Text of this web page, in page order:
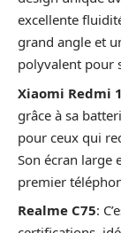
excellente
grand angle et
polyvalent pour
Xiaomi Redmi
grâce à sa
pour ceux qui
Son écran large
premier
Realme C75: